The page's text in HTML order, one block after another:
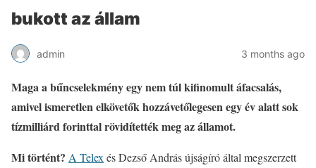
bukott az állam
admin 3 months ago
Maga a bűncselekmény egy nem túl kifinomult áfacsalás,
amivel ismeretlen elkövetők hozzávetőlegesen egy év alatt sok
tízmilliárd forinttal rövidítették meg az államot.
Mi történt? A Telex és Dezső András újságíró által megszerzett